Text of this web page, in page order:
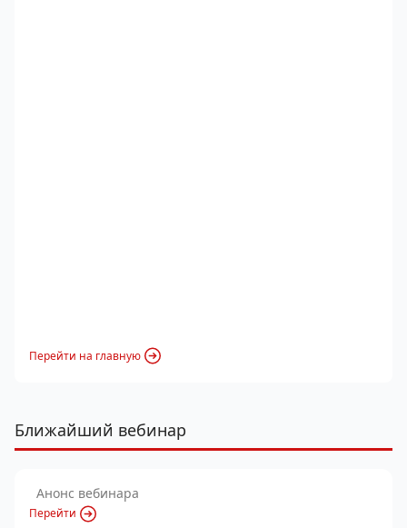
Перейти на главную
Ближайший вебинар
Анонс вебинара
Перейти